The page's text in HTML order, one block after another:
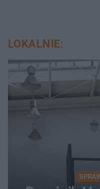
LOKALNIE: